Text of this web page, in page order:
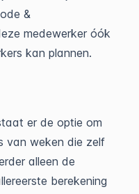
&
medewerker óók
kan plannen.
er de optie om
van weken die zelf
alleen de
berekening